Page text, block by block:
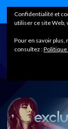
Confidentialité et
utiliser ce site Web,
Pour en savoir
consultez :Politique